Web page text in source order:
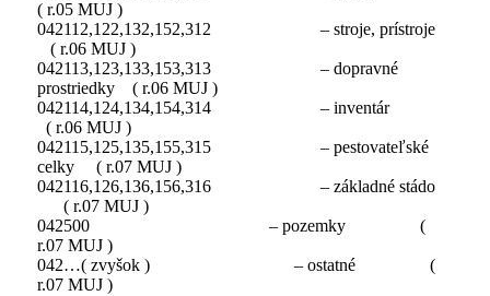
( r.05 MUJ )
042112,122,132,152,312 – stroje, prístroje
( r.06 MUJ )
042113,123,133,153,313 – dopravné
prostriedky ( r.06 MUJ )
042114,124,134,154,314 – inventár
( r.06 MUJ )
042115,125,135,155,315 – pestovateľské
celky ( r.07 MUJ )
042116,126,136,156,316 – základné stádo
( r.07 MUJ )
042500 – pozemky (
r.07 MUJ )
042…( zvyšok ) – ostatné (
r.07 MUJ )